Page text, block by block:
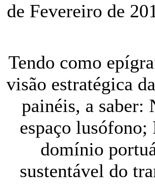
de Fevereiro de
Tendo como
visão estratégica
painéis, a saber:
espaço
domínio
sustentável do